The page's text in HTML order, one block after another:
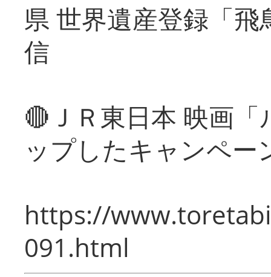
県 世界遺産登録「
信
🔴ＪＲ東日本 映画
ップしたキャンペー
https://
091.html